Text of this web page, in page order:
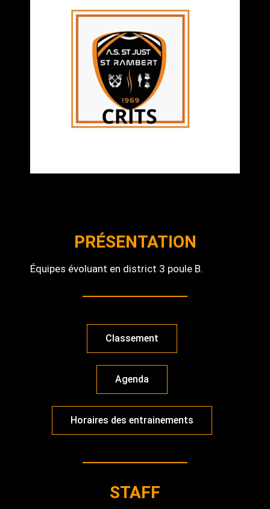
PRÉSENTATION
Équipes évoluant en district 3 poule B.
Classement
Agenda
Horaires des entrainements
STAFF